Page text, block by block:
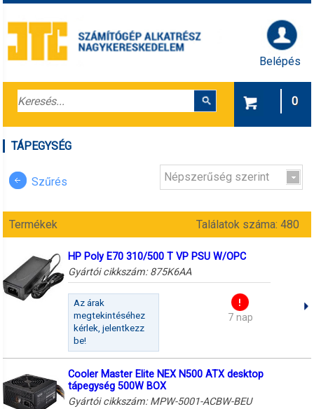
Belépés
0
TÁPEGYSÉG
Szűrés Népszerűség szerint
Termékek Találatok száma: 480
HP Poly E70 310/500 T VP PSU W/OPC
Gyártói cikkszám: 875K6AA
Az árak
megtekintéséhez
kérlek, jelentkezz
be!
7 nap
Cooler Master Elite NEX N500 ATX desktop
tápegység 500W BOX
Gyártói cikkszám: MPW-5001-ACBW-BEU